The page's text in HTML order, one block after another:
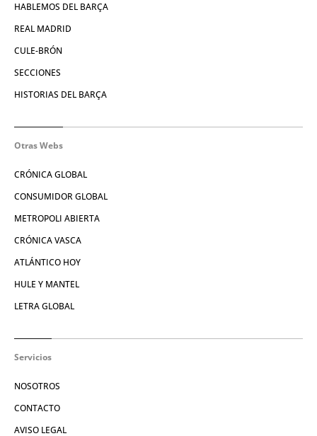
HABLEMOS DEL BARÇA
REAL MADRID
CULE-BRÓN
SECCIONES
HISTORIAS DEL BARÇA
Otras Webs
CRÓNICA GLOBAL
CONSUMIDOR GLOBAL
METROPOLI ABIERTA
CRÓNICA VASCA
ATLÁNTICO HOY
HULE Y MANTEL
LETRA GLOBAL
Servicios
NOSOTROS
CONTACTO
AVISO LEGAL